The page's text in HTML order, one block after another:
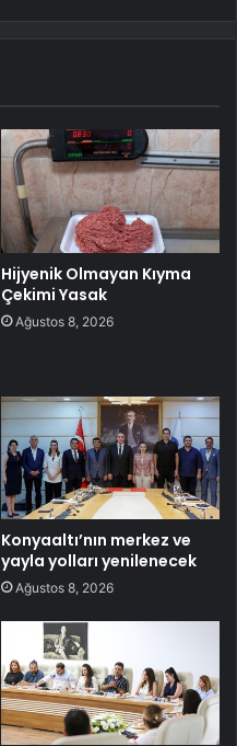
Hijyenik Olmayan Kıyma
Çekimi Yasak
Ağustos 8, 2026
Konyaaltı’nın merkez ve
yayla yolları yenilenecek
Ağustos 8, 2026